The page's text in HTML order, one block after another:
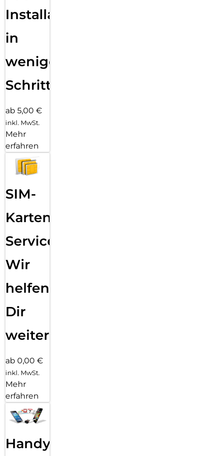
Installation
in
wenigen
Schritten
ab 5,00 €
inkl. MwSt.
Mehr
erfahren
SIM-
Karten
Service:
Wir
helfen
Dir
weiter
ab 0,00 €
inkl. MwSt.
Mehr
erfahren
Handy